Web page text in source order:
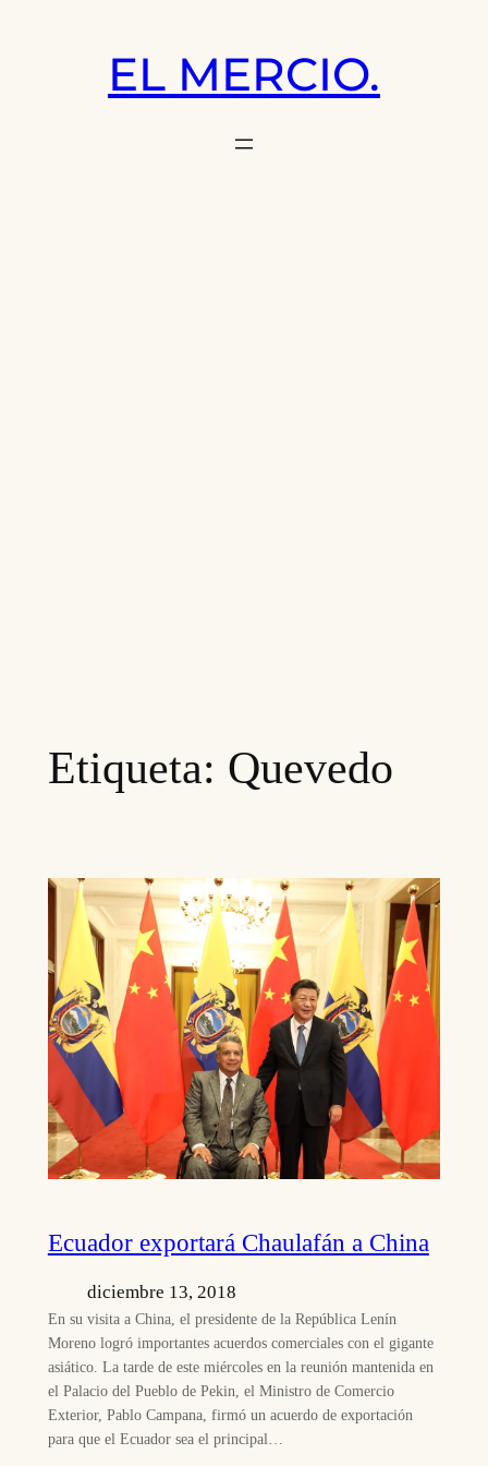
EL MERCIO.
Etiqueta: Quevedo
Ecuador exportará Chaulafán a China
diciembre 13, 2018
En su visita a China, el presidente de la República Lenín
Moreno logró importantes acuerdos comerciales con el gigante
asiático. La tarde de este miércoles en la reunión mantenida en
el Palacio del Pueblo de Pekin, el Ministro de Comercio
Exterior, Pablo Campana, firmó un acuerdo de exportación
para que el Ecuador sea el principal…